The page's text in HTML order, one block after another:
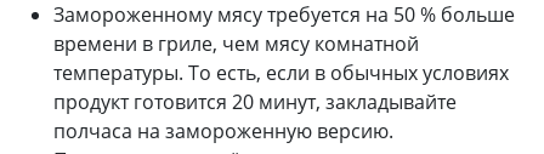
Замороженному мясу требуется на 50 % больше
времени в гриле, чем мясу комнатной
температуры. То есть, если в обычных условиях
продукт готовится 20 минут, закладывайте
полчаса на замороженную версию.